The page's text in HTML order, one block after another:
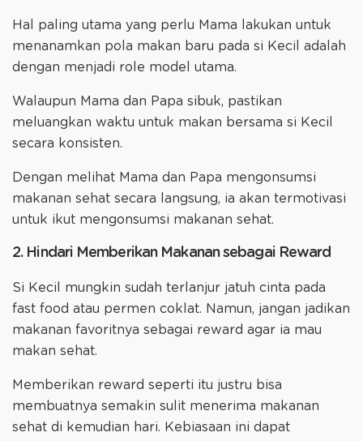
Hal paling utama yang perlu Mama lakukan untuk
menanamkan pola makan baru pada si Kecil adalah
dengan menjadi role model utama.
Walaupun Mama dan Papa sibuk, pastikan
meluangkan waktu untuk makan bersama si Kecil
secara konsisten.
Dengan melihat Mama dan Papa mengonsumsi
makanan sehat secara langsung, ia akan termotivasi
untuk ikut mengonsumsi makanan sehat.
2. Hindari Memberikan Makanan sebagai Reward
Si Kecil mungkin sudah terlanjur jatuh cinta pada
fast food atau permen coklat. Namun, jangan jadikan
makanan favoritnya sebagai reward agar ia mau
makan sehat.
Memberikan reward seperti itu justru bisa
membuatnya semakin sulit menerima makanan
sehat di kemudian hari. Kebiasaan ini dapat